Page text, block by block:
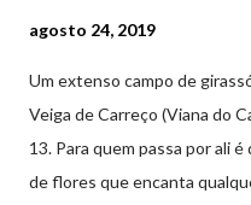
agosto 24, 2019
Um extenso campo de
Veiga de Carreço (Viana do
13. Para quem passa por ali
de flores que encanta